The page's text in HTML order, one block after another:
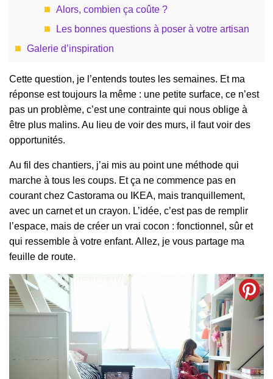
Alors, combien ça coûte ?
Les bonnes questions à poser à votre artisan
Galerie d’inspiration
Cette question, je l’entends toutes les semaines. Et ma
réponse est toujours la même : une petite surface, ce n’est
pas un problème, c’est une contrainte qui nous oblige à
être plus malins. Au lieu de voir des murs, il faut voir des
opportunités.
Au fil des chantiers, j’ai mis au point une méthode qui
marche à tous les coups. Et ça ne commence pas en
courant chez Castorama ou IKEA, mais tranquillement,
avec un carnet et un crayon. L’idée, c’est pas de remplir
l’espace, mais de créer un vrai cocon : fonctionnel, sûr et
qui ressemble à votre enfant. Allez, je vous partage ma
feuille de route.